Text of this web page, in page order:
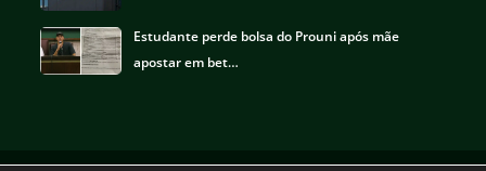
Estudante perde bolsa do Prouni após mãe
apostar em bet…